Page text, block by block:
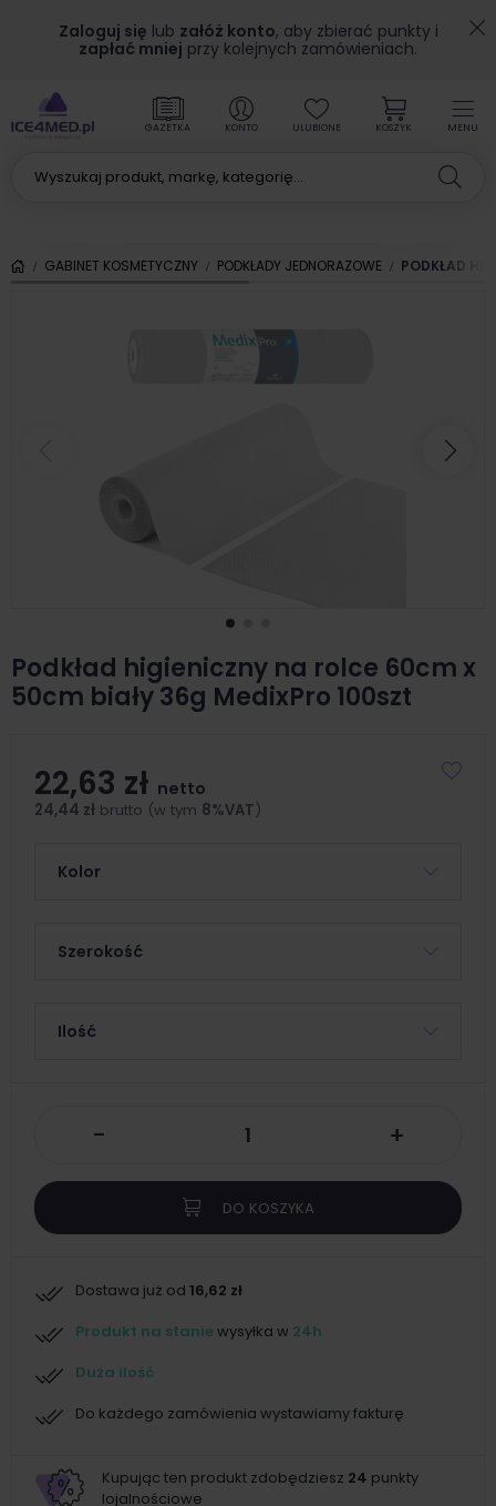
Zaloguj się lub załóż konto, aby zbierać punkty i
zapłać mniej przy kolejnych zamówieniach.
MENU
GAZETKA KONTO ULUBIONE KOSZYK
GABINET KOSMETYCZNY PODKŁADY JEDNORAZOWE PODKŁAD
Podkład higieniczny na rolce 60cm x
50cm biały 36g MedixPro 100szt
22,63 zł netto
24,44 zł brutto (w tym 8%VAT)
Kolor
Szerokość
Ilość
- +
DO KOSZYKA
Dostawa już od 16,62 zł
Produkt na staniewysyłka w 24h
Duża ilość
Do każdego zamówienia wystawiamy fakturę
Kupując ten produkt zdobędziesz 24 punkty
lojalnościowe